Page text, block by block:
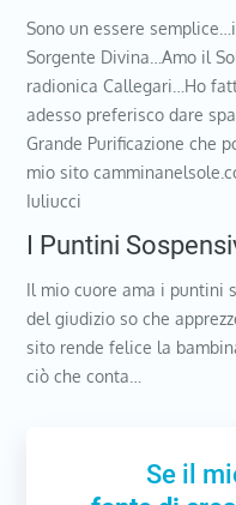
Sono un essere
Sorgente Divina…Amo il
radionica Callegari…Ho
adesso preferisco dare
Grande Purificazione che
mio sito
Iuliucci
I Puntini
Il mio cuore ama i puntini
del giudizio so che
sito rende felice la
ciò che conta…
Se il